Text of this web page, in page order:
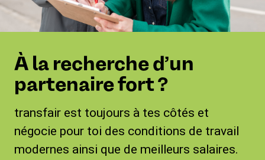
À la recherche d’un
partenaire fort ?
transfair est toujours à tes côtés et
négocie pour toi des conditions de travail
modernes ainsi que de meilleurs salaires.